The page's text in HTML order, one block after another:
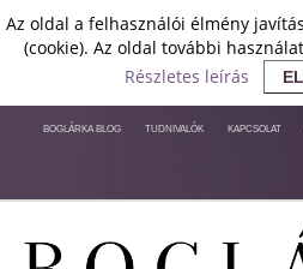
Az oldal a felhasználói élmény
(cookie). Az oldal további
Részletes leírás
KAPCSOLAT
TUDNIVALÓK
BOGLÁRKA BLOG